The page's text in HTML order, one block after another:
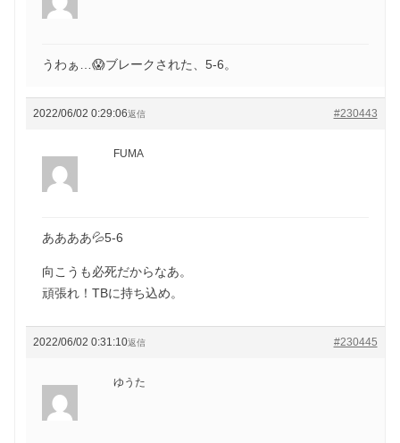
うわぁ…😱ブレークされた、5-6。
2022/06/02 0:29:06 #230443
返信
FUMA
ああああ💦5-6
向こうも必死だからなあ。
頑張れ！TBに持ち込め。
2022/06/02 0:31:10 #230445
返信
ゆうた